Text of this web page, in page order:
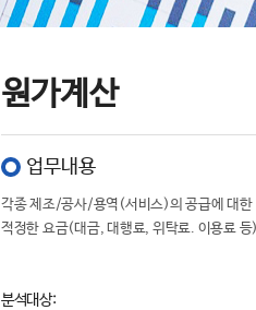
원가계산
업무내용
각종 제조/공사/용역(서비스)의 공급에 대한
적정한 요금(대금, 대행료, 위탁료. 이용료
분석대상: